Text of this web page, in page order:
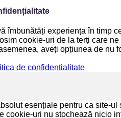
îmbunătăți experiența în timp
cookie-uri de la terți care
aveți opțiunea de nu
de confidentialitate
esențiale pentru ca site-
cookie-uri nu stochează nicio